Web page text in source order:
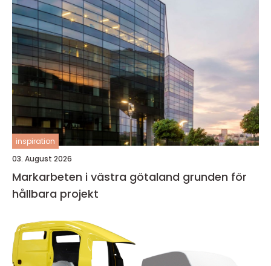
inspiration
03. August 2026
Markarbeten i västra götaland grunden för
hållbara projekt